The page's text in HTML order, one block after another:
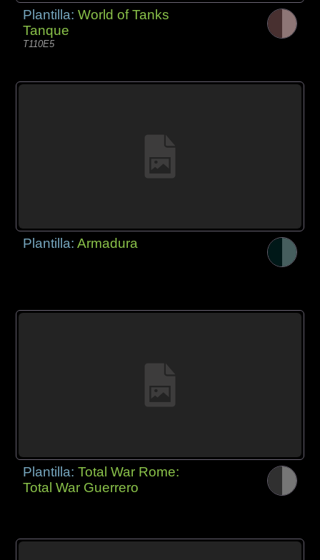
Plantilla:World of Tanks
Tanque
T110E5
Plantilla:Armadura
Plantilla:Total War Rome:
Total War Guerrero